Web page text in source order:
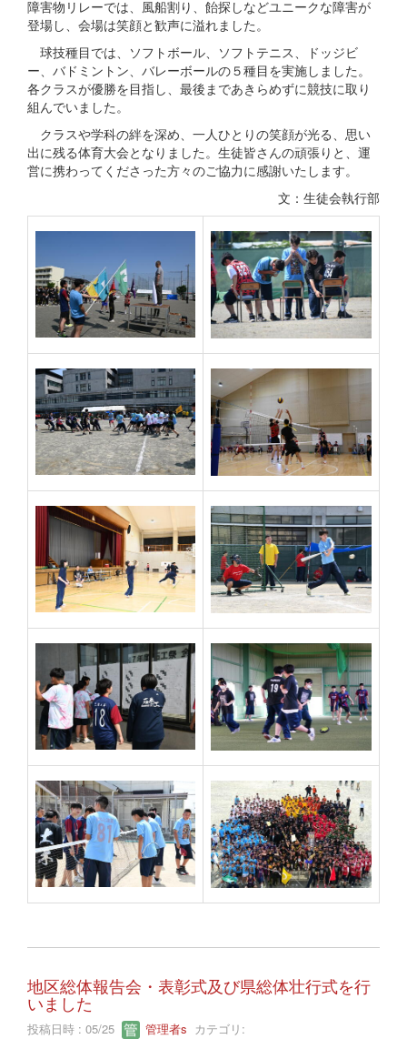
障害物リレーでは、風船割り、飴探しなどユニークな障害が
登場し、会場は笑顔と歓声に溢れました。
球技種目では、ソフトボール、ソフトテニス、ドッジビ
ー、バドミントン、バレーボールの５種目を実施しました。
各クラスが優勝を目指し、最後まであきらめずに競技に取り
組んでいました。
クラスや学科の絆を深め、一人ひとりの笑顔が光る、思い
出に残る体育大会となりました。生徒皆さんの頑張りと、運
営に携わってくださった方々のご協力に感謝いたします。
文：生徒会執行部
地区総体報告会・表彰式及び県総体壮行式を行
いました
投稿日時 : 05/25 管理者s カテゴリ: